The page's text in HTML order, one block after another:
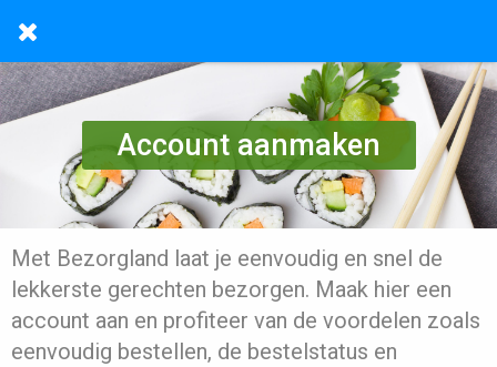
Account aanmaken
Met Bezorgland laat je eenvoudig en snel de
lekkerste gerechten bezorgen. Maak hier een
account aan en profiteer van de voordelen zoals
eenvoudig bestellen, de bestelstatus en